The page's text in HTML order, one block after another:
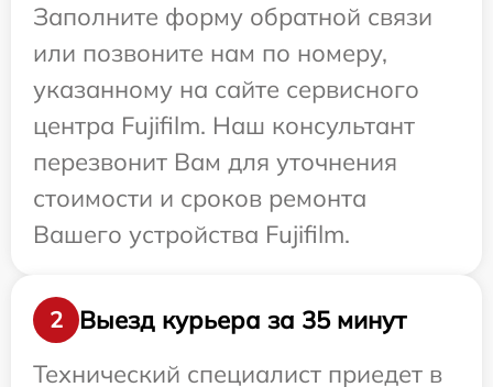
Заполните форму обратной связи
или позвоните нам по номеру,
указанному на сайте сервисного
центра Fujifilm. Наш консультант
перезвонит Вам для уточнения
стоимости и сроков ремонта
Вашего устройства Fujifilm.
2
Выезд курьера за 35 минут
Технический специалист приедет в